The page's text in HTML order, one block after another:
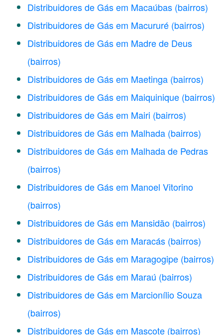
Distribuidores de Gás em Macaúbas (bairros)
Distribuidores de Gás em Macururé (bairros)
Distribuidores de Gás em Madre de Deus
(bairros)
Distribuidores de Gás em Maetinga (bairros)
Distribuidores de Gás em Maiquinique (bairros)
Distribuidores de Gás em Mairi (bairros)
Distribuidores de Gás em Malhada (bairros)
Distribuidores de Gás em Malhada de Pedras
(bairros)
Distribuidores de Gás em Manoel Vitorino
(bairros)
Distribuidores de Gás em Mansidão (bairros)
Distribuidores de Gás em Maracás (bairros)
Distribuidores de Gás em Maragogipe (bairros)
Distribuidores de Gás em Maraú (bairros)
Distribuidores de Gás em Marcionílio Souza
(bairros)
Distribuidores de Gás em Mascote (bairros)